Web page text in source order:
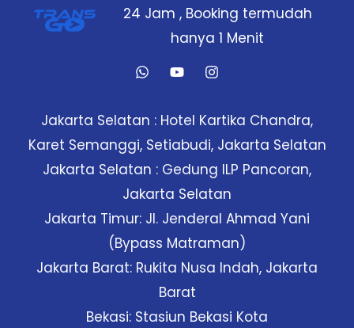
24 Jam , Booking termudah
hanya 1 Menit
Jakarta Selatan : Hotel Kartika Chandra,
Karet Semanggi, Setiabudi, Jakarta Selatan
Jakarta Selatan : Gedung ILP Pancoran,
Jakarta Selatan
Jakarta Timur: Jl. Jenderal Ahmad Yani
(Bypass Matraman)
Jakarta Barat: Rukita Nusa Indah, Jakarta
Barat
Bekasi: Stasiun Bekasi Kota